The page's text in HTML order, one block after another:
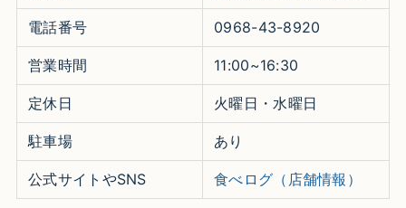
電話番号 0968-43-8920
営業時間 11:00~16:30
定休日 火曜日・水曜日
駐車場 あり
公式サイトやSNS 食べログ（店舗情報）